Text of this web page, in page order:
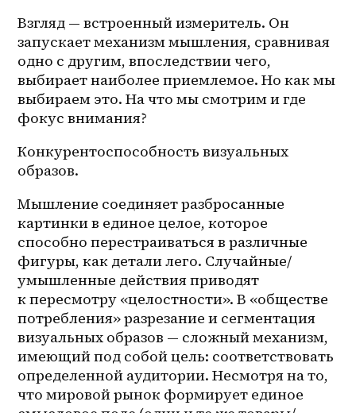
Взгляд — встроенный измеритель. Он
запускает механизм мышления, сравнивая
одно с другим, впоследствии чего,
выбирает наиболее приемлемое. Но как мы
выбираем это. На что мы смотрим и где
фокус внимания?
Конкурентоспособность визуальных
образов.
Мышление соединяет разбросанные
картинки в единое целое, которое
способно перестраиваться в различные
фигуры, как детали лего. Случайные/
умышленные действия приводят
к пересмотру «целостности». В «обществе
потребления» разрезание и сегментация
визуальных образов — сложный механизм,
имеющий под собой цель: соответствовать
определенной аудитории. Несмотря на то,
что мировой рынок формирует единое